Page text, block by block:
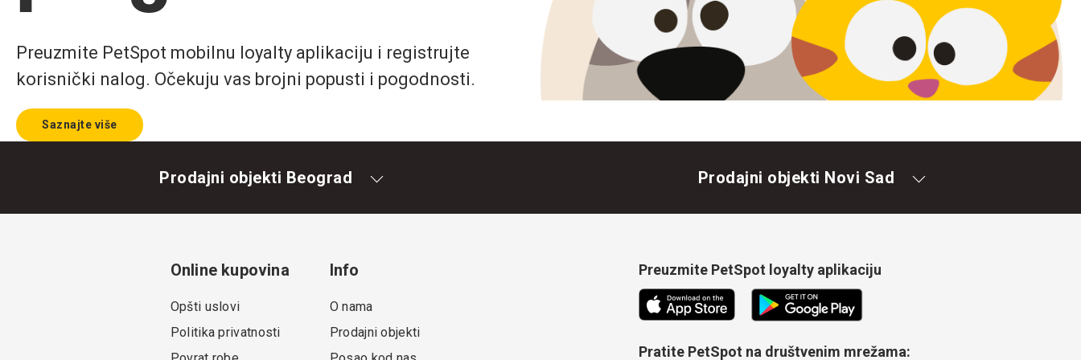
Preuzmite PetSpot mobilnu loyalty aplikaciju i registrujte
korisnički nalog. Očekuju vas brojni popusti i pogodnosti.
Saznajte više
Prodajni objekti Beograd Prodajni objekti Novi Sad
Online kupovina
Opšti uslovi
Politika privatnosti
Info
O nama
Prodajni objekti
Preuzmite PetSpot loyalty aplikaciju
Pratite PetSpot na društvenim mrežama: